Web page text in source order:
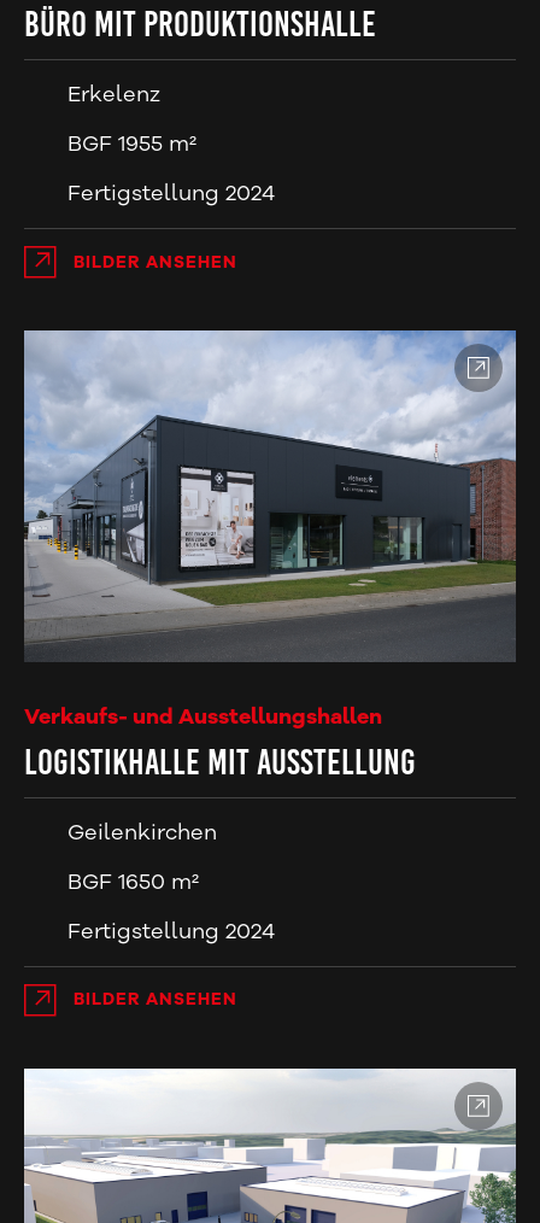
Büro mit Produktionshalle
Erkelenz
BGF 1955 m²
Fertigstellung 2024
BILDER ANSEHEN
Verkaufs- und Ausstellungshallen
Logistikhalle mit Ausstellung
Geilenkirchen
BGF 1650 m²
Fertigstellung 2024
BILDER ANSEHEN